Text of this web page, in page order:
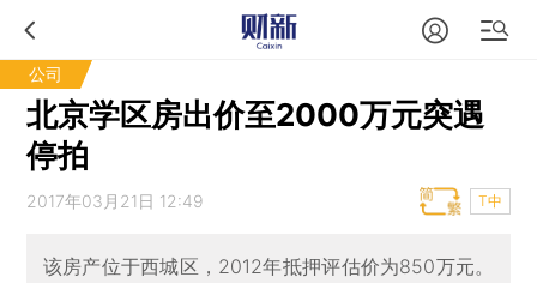
公司
北京学区房出价至2000万元突遇
停拍
2017年03月21日 12:49 T中
该房产位于西城区，2012年抵押评估价为850万元。